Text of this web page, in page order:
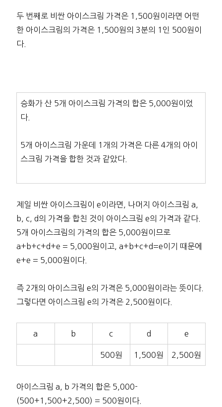
두 번째로 비싼 아이스크림 가격은 1,500원이라면 어떤
한 아이스크림의 가격은 1,500원의 3분의 1인 500원이
다.
승화가 산 5개 아이스크림 가격의 합은 5,000원이었
다.
5개 아이스크림 가운데 1개의 가격은 다른 4개의 아이
스크림 가격을 합한 것과 같았다.
제일 비싼 아이스크림이 e이라면, 나머지 아이스크림 a,
b, c, d의 가격을 합친 것이 아이스크림 e의 가격과 같다.
5개 아이스크림의 가격의 합은 5,000원이므로
a+b+c+d+e = 5,000원이고, a+b+c+d=e이기 때문에
e+e = 5,000원이다.
즉 2개의 아이스크림 e의 가격은 5,000원이라는 뜻이다.
그렇다면 아이스크림 e의 가격은 2,500원이다.
a b c d e
500원 1,500원 2,500원
아이스크림 a, b 가격의 합은 5,000-
(500+1,500+2,500) = 500원이다.